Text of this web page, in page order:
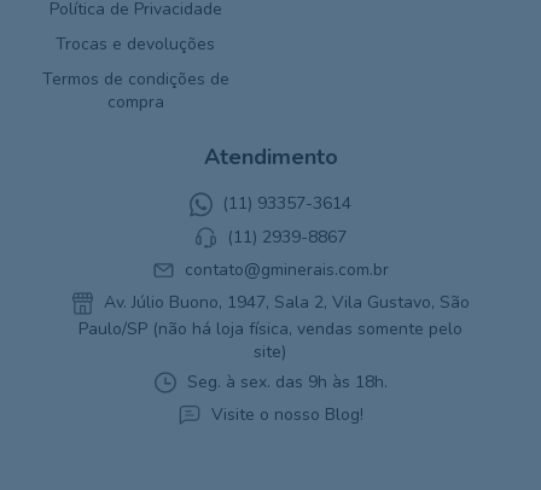
Política de Privacidade
Trocas e devoluções
Termos de condições de
compra
Atendimento
(11) 93357-3614
(11) 2939-8867
contato@gminerais.com.br
Av. Júlio Buono, 1947, Sala 2, Vila Gustavo, São
Paulo/SP (não há loja física, vendas somente pelo
site)
Seg. à sex. das 9h às 18h.
Visite o nosso Blog!